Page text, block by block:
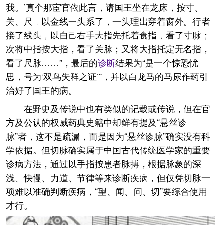
我。’真个那宦官依此言，请国王坐在龙床，按寸、
关、尺，以金线一头系了，一头理出穿着窗外。行者
接了线头，以自己右手大指先托着食指，看了寸脉；
次将中指按大指，看了关脉；又将大指托定无名指，
看了尺脉……”，最后的诊断结果为“是一个惊恐忧
思，号为‘双鸟失群之证’”，并以白龙马的马尿作药引
治好了国王的病。
在野史及传说中也有类似的记载或传说，但在官
方及公认的权威药典史籍中却鲜有提及“悬丝诊
脉”者，这不是疏漏，而是因为“悬丝诊脉”确实没有科
学依据。但切脉确实属于中国古代传统医学家的重要
诊病方法，通过以手指按患者脉搏，根据脉象的深
浅、快慢、力道、节律等来诊断疾病，但仅凭切脉一
项难以准确判断疾病，“望、闻、问、切”要综合使用
才行。